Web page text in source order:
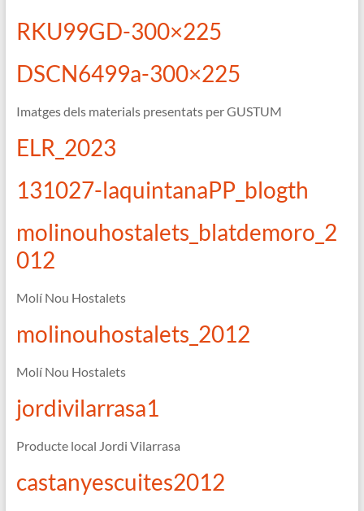
serveis,
dedicada
turisme
l'educació
i
la
comunicació
ambientals.
execució
campanyes,
activitats
i
famílies,
d'amics
RKU99GD-300×225
DSCN6499a-300×225
Imatges dels materials presentats per GUSTUM
ELR_2023
131027-laquintanaPP_blogth
molinouhostalets_blatdemoro_2
012
Molí Nou Hostalets
molinouhostalets_2012
Molí Nou Hostalets
jordivilarrasa1
Producte local Jordi Vilarrasa
castanyescuites2012